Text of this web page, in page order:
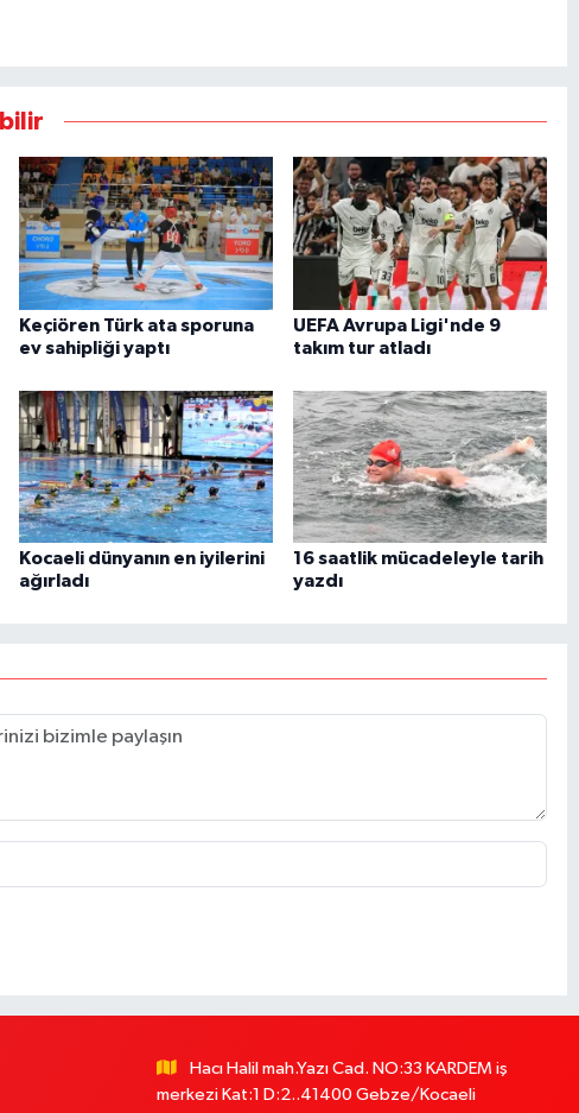
Keçiören Türk ata sporuna
ev sahipliği yaptı
UEFA Avrupa Ligi'nde 9
takım tur atladı
Kocaeli dünyanın en iyilerini
ağırladı
16 saatlik mücadeleyle tarih
yazdı
Hacı Halil mah.Yazı Cad. NO:33 KARDEM iş
merkezi Kat:1 D:2..41400 Gebze/Kocaeli